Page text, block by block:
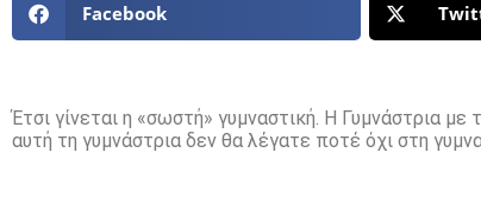
Facebook
Έτσι γίνεται η «σωστή» γυμναστική. Η Γυμνάστρια
αυτή τη γυμνάστρια δεν θα λέγατε ποτέ όχι στη